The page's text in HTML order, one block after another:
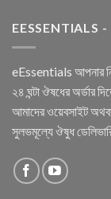
EESSENTIALS
eEssentials আপনার
২৪ ঘন্টা ঔষধের অর্ডার
আমাদের ওয়েবসাইট
সুলভমূল্যে ঔষুধ